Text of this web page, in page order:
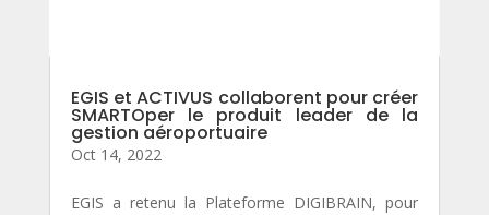
EGIS et ACTIVUS collaborent pour créer
SMARTOper le produit leader de la
gestion aéroportuaire
Oct 14, 2022
EGIS a retenu la Plateforme DIGIBRAIN, pour